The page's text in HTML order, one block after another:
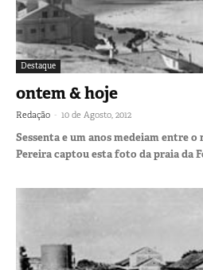
Destaque
ontem & hoje
Redação - 10 de Agosto, 2012
Sessenta e um anos medeiam entre
Pereira captou esta foto da praia da